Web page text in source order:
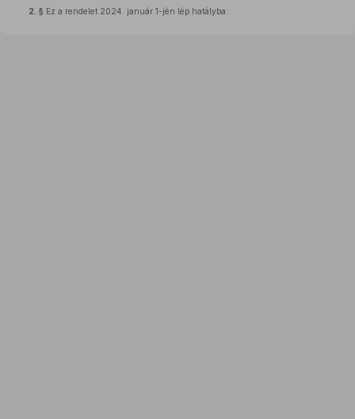
2. § Ez a rendelet 2024. január 1-jén lép hatályba.